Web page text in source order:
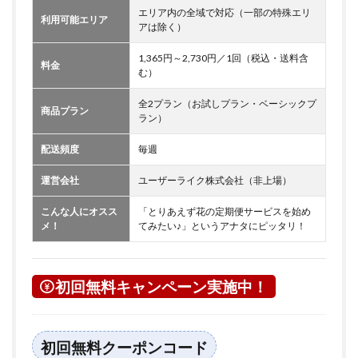
利用可能エリア
エリア内の全域で対応（一部の特殊エリ
アは除く）
料金
1,365円～2,730円／1回（税込・送料含
む）
商品プラン
全2プラン（お試しプラン・ベーシックプ
ラン）
配送頻度 毎週
運営会社 ユーザーライク株式会社（非上場）
こんな人にオスス
メ！
「とりあえず花の定期便サービスを始め
てみたい♪」というアナタにピッタリ！
初回無料キャンペーン実施中！
初回無料クーポンコード